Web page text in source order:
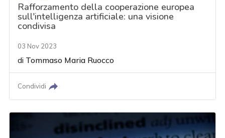
Rafforzamento della cooperazione europea
sull'intelligenza artificiale: una visione
condivisa
03 Nov 2023
di Tommaso Maria Ruocco
Condividi